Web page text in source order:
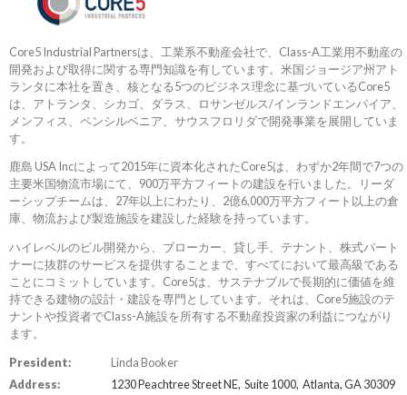
Core5 Industrial Partnersは、工業系不動産会社で、Class-A工業用不動産の
開発および取得に関する専門知識を有しています。米国ジョージア州アト
ランタに本社を置き、核となる5つのビジネス理念に基づいているCore5
は、アトランタ、シカゴ、ダラス、ロサンゼルス/インランドエンパイア、
メンフィス、ペンシルベニア、サウスフロリダで開発事業を展開していま
す。
鹿島 USA Incによって2015年に資本化されたCore5は、わずか2年間で7つの
主要米国物流市場にて、900万平方フィートの建設を行いました。リーダ
ーシップチームは、27年以上にわたり、2億6,000万平方フィート以上の倉
庫、物流および製造施設を建設した経験を持っています。
ハイレベルのビル開発から、ブローカー、貸し手、テナント、株式パート
ナーに抜群のサービスを提供することまで、すべてにおいて最高級である
ことにコミットしています。Core5は、サステナブルで長期的に価値を維
持できる建物の設計・建設を専門としています。それは、Core5施設のテ
ナントや投資者でClass-A施設を所有する不動産投資家の利益につながり
ます。
President:
Linda Booker
Address:
1230 Peachtree Street NE, Suite 1000, Atlanta, GA 30309